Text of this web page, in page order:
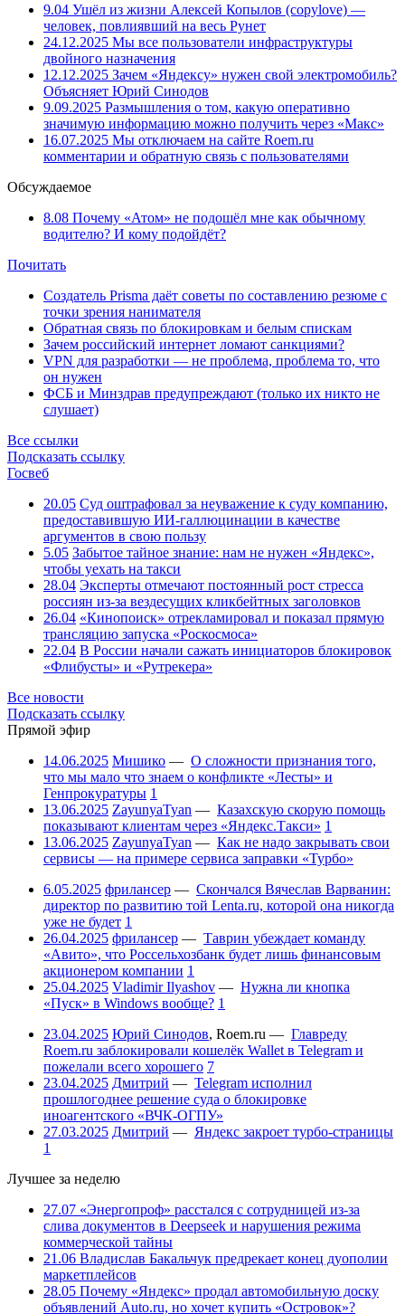
9.04 Ушёл из жизни Алексей Копылов (copylove) —
человек, повлиявший на весь Рунет
24.12.2025 Мы все пользователи инфраструктуры
двойного назначения
12.12.2025 Зачем «Яндексу» нужен свой электромобиль?
Объясняет Юрий Синодов
9.09.2025 Размышления о том, какую оперативно
значимую информацию можно получить через «Макс»
16.07.2025 Мы отключаем на сайте Roem.ru
комментарии и обратную связь с пользователями
Обсуждаемое
8.08 Почему «Атом» не подошёл мне как обычному
водителю? И кому подойдёт?
Почитать
Создатель Prisma даёт советы по составлению резюме с
точки зрения нанимателя
Обратная связь по блокировкам и белым спискам
Зачем российский интернет ломают санкциями?
VPN для разработки — не проблема, проблема то, что
он нужен
ФСБ и Минздрав предупреждают (только их никто не
слушает)
Все ссылки
Подсказать ссылку
Госвеб
20.05 Суд оштрафовал за неуважение к суду компанию,
предоставившую ИИ-галлюцинации в качестве
аргументов в свою пользу
5.05 Забытое тайное знание: нам не нужен «Яндекс»,
чтобы уехать на такси
28.04 Эксперты отмечают постоянный рост стресса
россиян из-за вездесущих кликбейтных заголовков
26.04 «Кинопоиск» отрекламировал и показал прямую
трансляцию запуска «Роскосмоса»
22.04 В России начали сажать инициаторов блокировок
«Флибусты» и «Рутрекера»
Все новости
Подсказать ссылку
Прямой эфир
14.06.2025 Мишико — О сложности признания того,
что мы мало что знаем о конфликте «Лесты» и
Генпрокуратуры 1
13.06.2025 ZayunyaTyan — Казахскую скорую помощь
показывают клиентам через «Яндекс.Такси» 1
13.06.2025 ZayunyaTyan — Как не надо закрывать свои
сервисы — на примере сервиса заправки «Турбо»
6.05.2025 фрилансер — Скончался Вячеслав Варванин:
директор по развитию той Lenta.ru, которой она никогда
уже не будет 1
26.04.2025 фрилансер — Таврин убеждает команду
«Авито», что Россельхозбанк будет лишь финансовым
акционером компании 1
25.04.2025 Vladimir Ilyashov — Нужна ли кнопка
«Пуск» в Windows вообще? 1
23.04.2025 Юрий Синодов, Roem.ru — Главреду
Roem.ru заблокировали кошелёк Wallet в Telegram и
пожелали всего хорошего 7
23.04.2025 Дмитрий — Telegram исполнил
прошлогоднее решение суда о блокировке
иноагентского «ВЧК-ОГПУ»
27.03.2025 Дмитрий — Яндекс закроет турбо-страницы
1
Лучшее за неделю
27.07 «Энергопроф» расстался с сотрудницей из-за
слива документов в Deepseek и нарушения режима
коммерческой тайны
21.06 Владислав Бакальчук предрекает конец дуополии
маркетплейсов
28.05 Почему «Яндекс» продал автомобильную доску
объявлений Auto.ru, но хочет купить «Островок»?